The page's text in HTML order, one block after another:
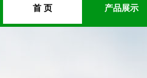
首 页 产品展示